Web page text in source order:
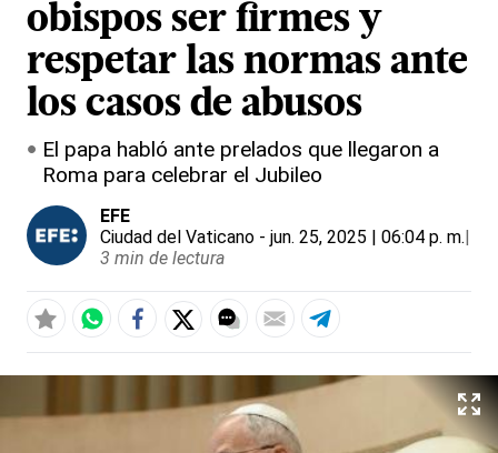
obispos ser firmes y
respetar las normas ante
los casos de abusos
El papa habló ante prelados que llegaron a
Roma para celebrar el Jubileo
EFE
Ciudad del Vaticano - jun. 25, 2025 | 06:04 p. m.|
3 min de lectura